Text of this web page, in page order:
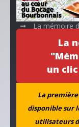
La
un
La
disponible sur
utilisateurs
La mémoire
L’ANACR
Neuvy
Archives